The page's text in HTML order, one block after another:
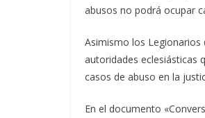
abusos no podrá ocupar
Asimismo los Legionarios
autoridades eclesiásticas
casos de abuso en la
En el documento